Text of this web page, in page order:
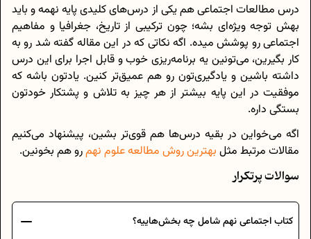
درس مطالعات اجتماعی هم یکی از درس‌های کلیدی پایه نهمه و باید
بهش توجه ویژه‌ای بشه؛ چون ترکیبی از تاریخ، جغرافیا و مفاهیم
اجتماعی رو پوشش میده. اگه نکاتی که در این مقاله گفته شد رو به
کار بگیرین، می‌تونین یه برنامه‌ریزی خوب و قابل اجرا برای این درس
داشته باشین و یادگیری‌تون رو هم عمیق‌تر کنین. یادتون باشه که
موفقیت در این پایه بیشتر از هر چیز به تلاش و پشتکار خودتون
بستگی داره.
اگه می‌خواین در بقیه درس‌ها هم قوی‌تر بشین، پیشنهاد می‌کنیم
مقالات مرتبط مثل بهترین روش مطالعه علوم نهمرو هم بخونین.
سوالات پرتکرار
کتاب اجتماعی نهم شامل چه بخش‌هاییه؟